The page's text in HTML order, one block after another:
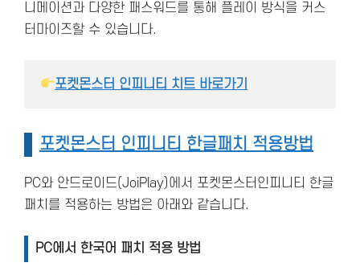
니메이션과 다양한 패스워드를 통해 플레이 방식을 커스
터마이즈할 수 있습니다.
포켓몬스터 인피니티 치트 바로가기
포켓몬스터 인피니티 한글패치 적용방법
PC와 안드로이드(JoiPlay)에서 포켓몬스터인피니티 한글
패치를 적용하는 방법은 아래와 같습니다.
PC에서 한국어 패치 적용 방법